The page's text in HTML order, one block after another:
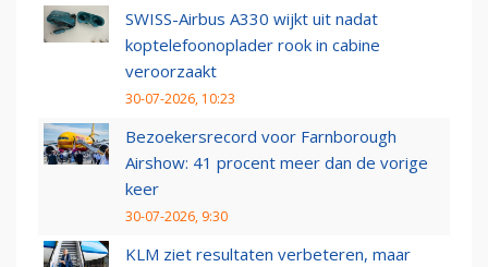
SWISS-Airbus A330 wijkt uit nadat
koptelefoonoplader rook in cabine
veroorzaakt
30-07-2026, 10:23
Bezoekersrecord voor Farnborough
Airshow: 41 procent meer dan de vorige
keer
30-07-2026, 9:30
KLM ziet resultaten verbeteren, maar